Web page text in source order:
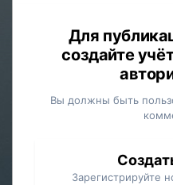
Для
создайте
Вы должны быть
Зарегистрируйте